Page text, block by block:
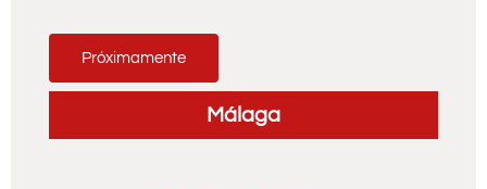
Próximamente
Málaga